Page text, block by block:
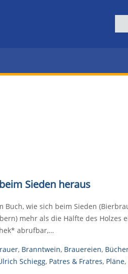
Sieden heraus
Buch, wie sich beim Sieden
mehr als die Hälfte des Holzes
abrufbar,…
, Branntwein, Brauereien,
Schiegg, Patres & Fratres, Pläne,